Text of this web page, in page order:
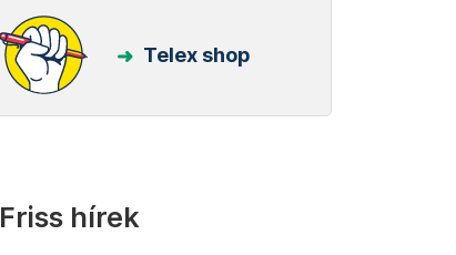
Telex shop
Friss hírek